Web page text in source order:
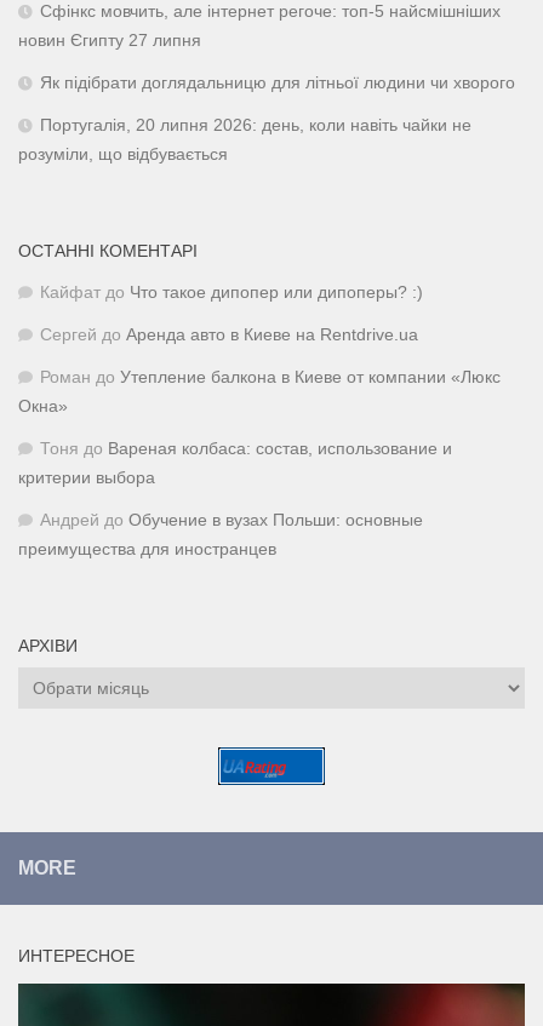
Сфінкс мовчить, але інтернет регоче: топ-5 найсмішніших
новин Єгипту 27 липня
Як підібрати доглядальницю для літньої людини чи хворого
Португалія, 20 липня 2026: день, коли навіть чайки не
розуміли, що відбувається
ОСТАННІ КОМЕНТАРІ
Кайфат до Что такое дипопер или дипоперы? :)
Сергей до Аренда авто в Киеве на Rentdrive.ua
Роман до Утепление балкона в Киеве от компании «Люкс
Окна»
Тоня до Вареная колбаса: состав, использование и
критерии выбора
Андрей до Обучение в вузах Польши: основные
преимущества для иностранцев
АРХІВИ
Архіви
MORE
ИНТЕРЕСНОЕ